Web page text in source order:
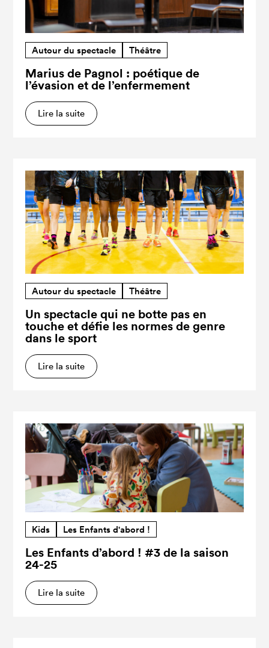
Autour du spectacle Théâtre
Marius de Pagnol : poétique de
l’évasion et de l’enfermement
Lire la suite
Autour du spectacle Théâtre
Un spectacle qui ne botte pas en
touche et défie les normes de genre
dans le sport
Lire la suite
Kids Les Enfants d'abord !
Les Enfants d’abord ! #3 de la saison
24-25
Lire la suite